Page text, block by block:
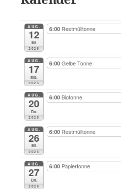
AUG.
12
Mi.
2026
6:00 Restmülltonne
AUG.
17
Mo.
2026
6:00Gelbe Tonne
AUG.
20
Do.
2026
6:00 Biotonne
AUG.
26
Mi.
2026
6:00 Restmülltonne
AUG.
27
Do.
2026
6:00 Papiertonne